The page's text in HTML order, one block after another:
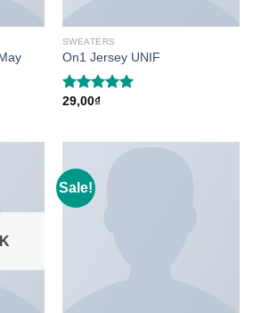
SWEATERS
On1 Jersey UNIF
Rated
29,00₫
Sale!